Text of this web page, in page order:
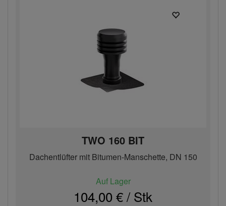
TWO 160 BIT
Dachentlüfter mit Bitumen-Manschette, DN 150
Auf Lager
104,00 € / Stk